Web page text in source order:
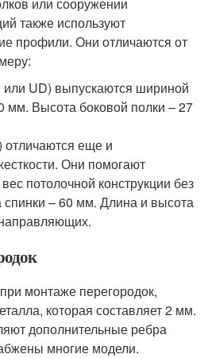
также используют
профили. Они отличаются от
UD) выпускаются шириной
мм. Высота боковой полки – 27
еще и
Они помогают
потолочной конструкции без
– 60 мм. Длина и высота
монтаже перегородок,
которая составляет 2 мм.
дополнительные ребра
многие модели.